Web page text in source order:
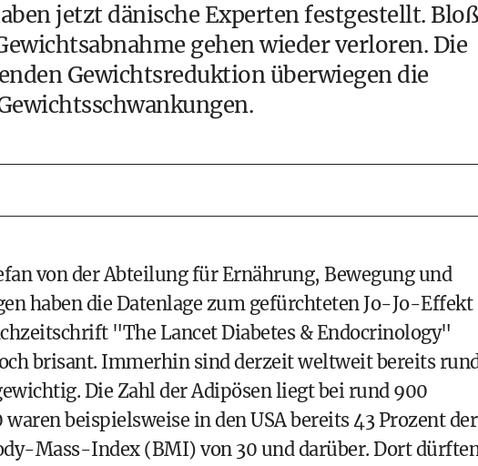
jetzt dänische Experten festgestellt. Bloß
gehen wieder verloren. Die
Gewichtsreduktion überwiegen die
von der Abteilung für Ernährung, Bewegung und
haben die Datenlage zum gefürchteten Jo-Jo-Effekt
"The Lancet Diabetes & Endocrinology"
brisant. Immerhin sind derzeit weltweit bereits
Die Zahl der Adipösen liegt bei rund 900
beispielsweise in den USA bereits 43 Prozent der
Mass-Index (BMI) von 30 und darüber. Dort